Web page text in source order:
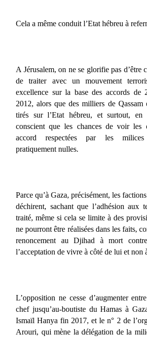
Cela a même conduit l’Etat hébreu à
A Jérusalem, on ne se glorifie pas d’être
de traiter avec un mouvement
excellence sur la base des accords de
2012, alors que des milliers de Qassam
tirés sur l’Etat hébreu, et surtout, en
conscient que les chances de voir les
accord respectées par les
pratiquement nulles.
Parce qu’à Gaza, précisément, les
déchirent, sachant que l’adhésion aux
traité, même si cela se limite à des
ne pourront être réalisées dans les faits,
renoncement au Djihad à mort
l’acceptation de vivre à côté de lui et non
L’opposition ne cesse d’augmenter
chef jusqu’au-boutiste du Hamas à
Ismaïl Hanya fin 2017, et le n° 2 de
Arouri, qui mène la délégation de la